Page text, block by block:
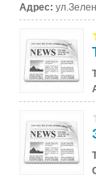
Адрес: